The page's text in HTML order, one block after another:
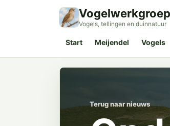
Vogels, tellingen en duinnatuur
Start Meijendel Vogels
Terug naar nieuws